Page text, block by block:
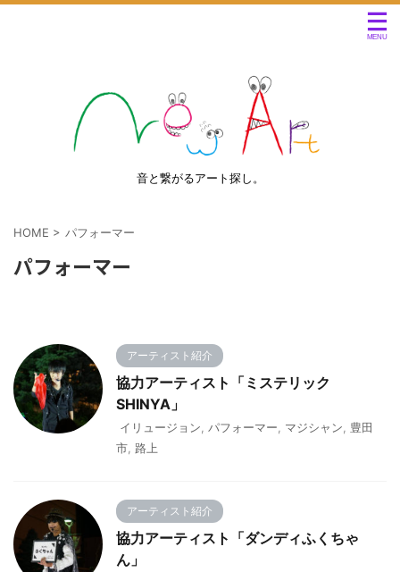
音と繋がるアート探し。
HOME > パフォーマー
パフォーマー
アーティスト紹介
協力アーティスト「ミステリック
SHINYA」
イリュージョン パフォーマー マジシャン
豊田
市 路上
アーティスト紹介
協力アーティスト「ダンディふくちゃ
ん」